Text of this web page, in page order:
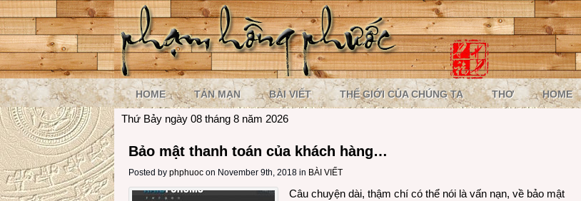
HOME TẢN MẠN BÀI VIẾT THẾ GIỚI CỦA CHÚNG TA THƠ HOME
Thứ Bảy ngày 08 tháng 8 năm 2026
Bảo mật thanh toán của khách hàng…
Posted by phphuoc on November 9th, 2018 in BÀI VIẾT
Câu chuyện dài, thậm chí có thể nói là vấn nạn, về bảo mật